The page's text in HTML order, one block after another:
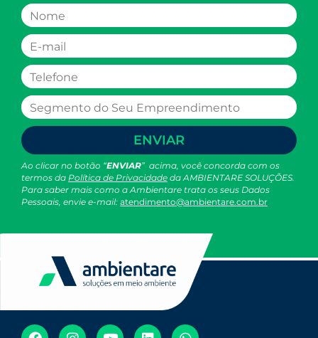
ENVIAR
Ao clicar no botão “ENVIAR” acima, você concorda com os
termos da Política de Privacidade da AMBIENTARE SOLUÇÕES.
Para saber mais como a Ambientare trata os seus Dados
Pessoais, envie e-mail: atendimento@ambientare.com.br